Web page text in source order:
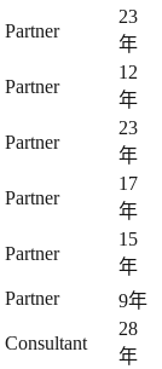
Partner
23
年
Partner
12
年
Partner
23
年
Partner
17
年
Partner
15
年
Partner
9年
Consultant
28
年